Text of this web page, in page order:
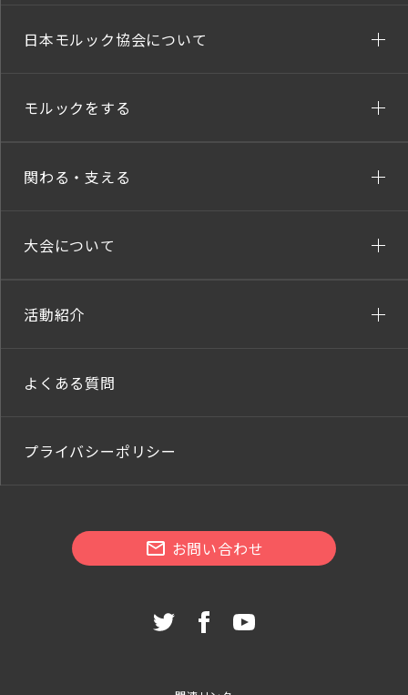
日本モルック協会について
モルックをする
関わる・支える
大会について
活動紹介
よくある質問
プライバシーポリシー
お問い合わせ